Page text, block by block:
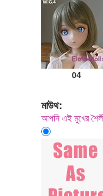
04
মাউথ:
আপনি এই মুখের